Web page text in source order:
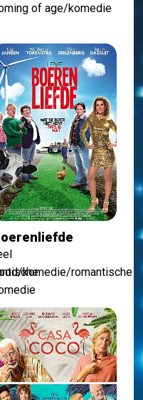
of age/komedie
komedie/romantische